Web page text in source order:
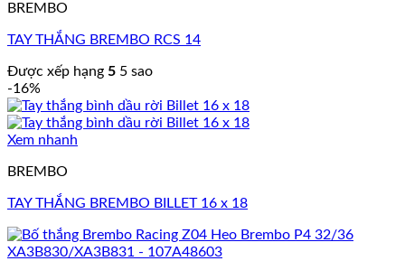
BREMBO
TAY THẮNG BREMBO RCS 14
Được xếp hạng 5 5 sao
-16%
Xem nhanh
BREMBO
TAY THẮNG BREMBO BILLET 16 x 18